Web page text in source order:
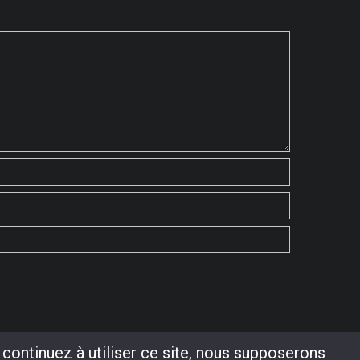
à utiliser ce site, nous supposerons